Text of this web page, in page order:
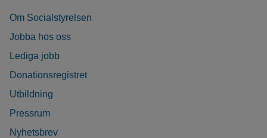
Om Socialstyrelsen
Jobba hos oss
Lediga jobb
Donationsregistret
Utbildning
Pressrum
Nyhetsbrev